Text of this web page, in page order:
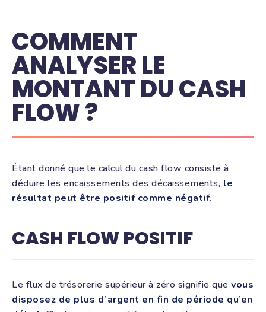
COMMENT
ANALYSER LE
MONTANT DU CASH
FLOW ?
Étant donné que le calcul du cash flow consiste à
déduire les encaissements des décaissements, le
résultat peut être positif comme négatif.
CASH FLOW POSITIF
Le flux de trésorerie supérieur à zéro signifie que vous
disposez de plus d’argent en fin de période qu’en